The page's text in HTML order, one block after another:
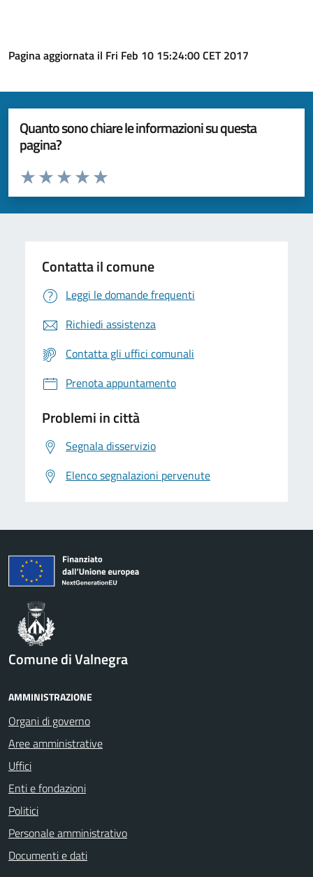
Pagina aggiornata il Fri Feb 10 15:24:00 CET 2017
Quanto sono chiare le informazioni su questa
pagina?
Valuta da 1 a 5 stelle la pagina
Valuta 5 stelle su 5
Valuta 4 stelle su 5
Valuta 3 stelle su 5
Valuta 2 stelle su 5
Valuta 1 stelle su 5
Contatta il comune
Leggi le domande frequenti
Richiedi assistenza
Contatta gli uffici comunali
Prenota appuntamento
Problemi in città
Segnala disservizio
Elenco segnalazioni pervenute
Comune di Valnegra
AMMINISTRAZIONE
Organi di governo
Aree amministrative
Uffici
Enti e fondazioni
Politici
Personale amministrativo
Documenti e dati